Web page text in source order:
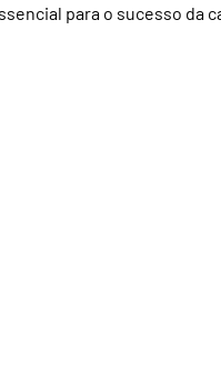
para o sucesso da